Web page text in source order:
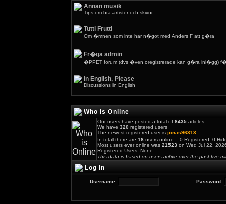
Annan musik
Tips om bra artister och skivor
Tutti Frutti
Om �mnen som inte har n�got med Anders F att g�ra
Fr�ga admin
�PPET forum (dvs �ven oregistrerade kan g�ra inl�gg)
In English, Please
Discussions in English
Who is Online
Our users have posted a total of 8435 articles
We have 320 registered users
The newest registered user is jonas96313
In total there are 18 users online :: 0 Registered, 0
Most users ever online was 21523 on Wed Jul 22,
Registered Users: None
This data is based on users active over the past five
Log in
Username Password